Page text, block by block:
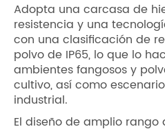
Adopta una carcasa de
resistencia y una
con una clasificación de
polvo de IP65, lo que lo
ambientes fangosos y
cultivo, así como
industrial.
El diseño de amplio